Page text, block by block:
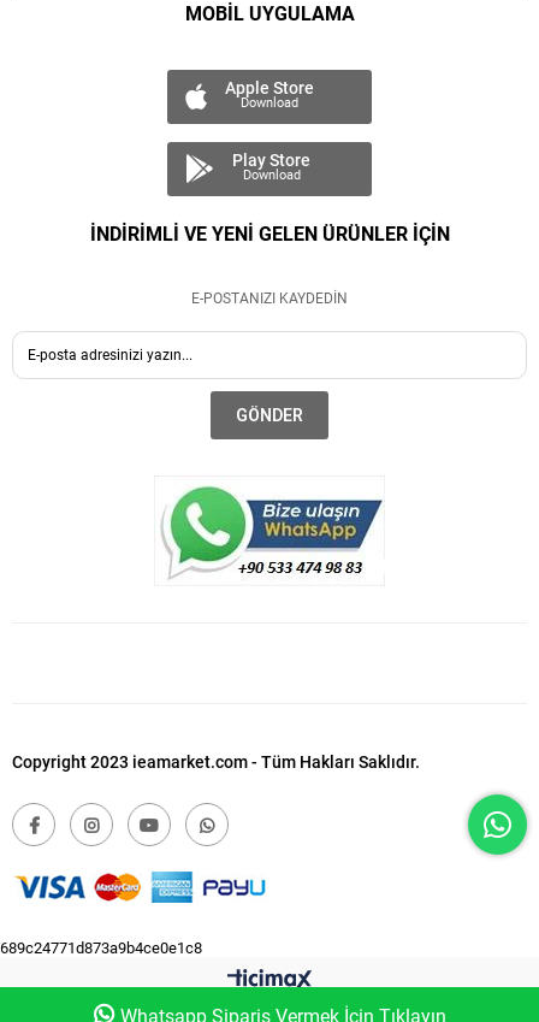
MOBİL UYGULAMA
Apple Store
Download
Play Store
Download
İNDİRİMLİ VE YENİ GELEN ÜRÜNLER İÇİN
E-POSTANIZI KAYDEDİN
GÖNDER
Copyright 2023 ieamarket.com - Tüm Hakları Saklıdır.
Whatsapp Sipariş Vermek İçin Tıklayın
689c24771d873a9b4ce0e1c8